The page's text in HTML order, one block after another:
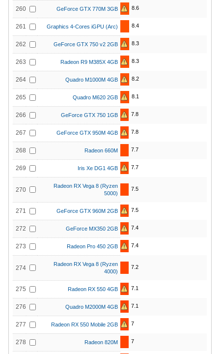
260 GeForce GTX 770M 3GB 8.6
261 Graphics 4-Cores iGPU (Arc) 8.4
262 GeForce GTX 750 v2 2GB 8.3
263 Radeon R9 M385X 4GB 8.3
264 Quadro M1000M 4GB 8.2
265 Quadro M620 2GB 8.1
266 GeForce GTX 750 1GB 7.8
267 GeForce GTX 950M 4GB 7.8
268 Radeon 660M 7.7
269 Iris Xe DG1 4GB 7.7
270
Radeon RX Vega 8 (Ryzen
5000)
7.5
271 GeForce GTX 960M 2GB 7.5
272 GeForce MX350 2GB 7.4
273 Radeon Pro 450 2GB 7.4
274
Radeon RX Vega 8 (Ryzen
4000)
7.2
275 Radeon RX 550 4GB 7.1
276 Quadro M2000M 4GB 7.1
277 Radeon RX 550 Mobile 2GB 7
278 Radeon 820M 7